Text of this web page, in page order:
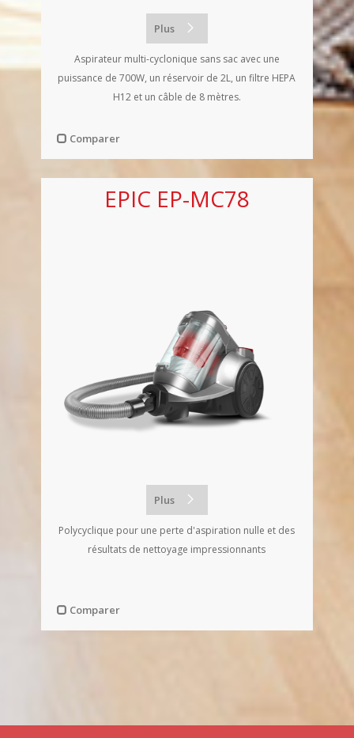
Plus
Aspirateur multi-cyclonique sans sac avec une
puissance de 700W, un réservoir de 2L, un filtre HEPA
H12 et un câble de 8 mètres.
Comparer
EPIC EP-MC78
Plus
Polycyclique pour une perte d'aspiration nulle et des
résultats de nettoyage impressionnants
Comparer